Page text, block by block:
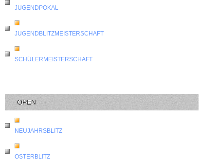
JUGENDPOKAL
JUGENDBLITZMEISTERSCHAFT
SCHÜLERMEISTERSCHAFT
OPEN
NEUJAHRSBLITZ
OSTERBLITZ